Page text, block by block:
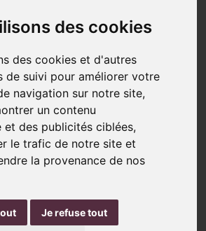
des cookies
des cookies et d'autres
de suivi pour améliorer votre
navigation sur notre site,
un contenu
et des publicités ciblées,
le trafic de notre site et
la provenance de nos
Je refuse tout
Logistique sera fermé du 8 au 23
Aout ☀️
Malmo Kaki